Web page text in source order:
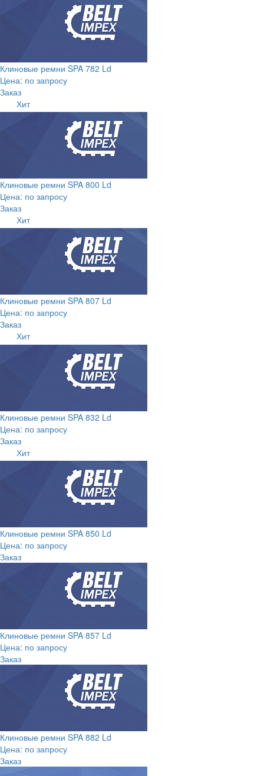
Клиновые ремни SPA 782 Ld
Цена: по запросу
Заказ
Хит
Клиновые ремни SPA 800 Ld
Цена: по запросу
Заказ
Хит
Клиновые ремни SPA 807 Ld
Цена: по запросу
Заказ
Хит
Клиновые ремни SPA 832 Ld
Цена: по запросу
Заказ
Хит
Клиновые ремни SPA 850 Ld
Цена: по запросу
Заказ
Клиновые ремни SPA 857 Ld
Цена: по запросу
Заказ
Клиновые ремни SPA 882 Ld
Цена: по запросу
Заказ